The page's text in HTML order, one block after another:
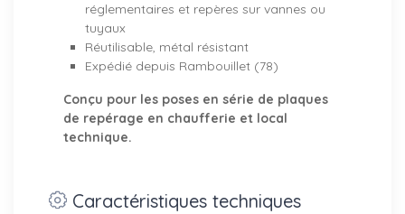
réglementaires et repères sur vannes ou
tuyaux
Réutilisable, métal résistant
Expédié depuis Rambouillet (78)
Conçu pour les poses en série de plaques
de repérage en chaufferie et local
technique.
Caractéristiques techniques